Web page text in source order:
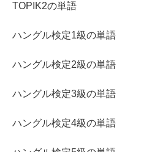
TOPIK2の単語
ハングル検定1級の単語
ハングル検定2級の単語
ハングル検定3級の単語
ハングル検定4級の単語